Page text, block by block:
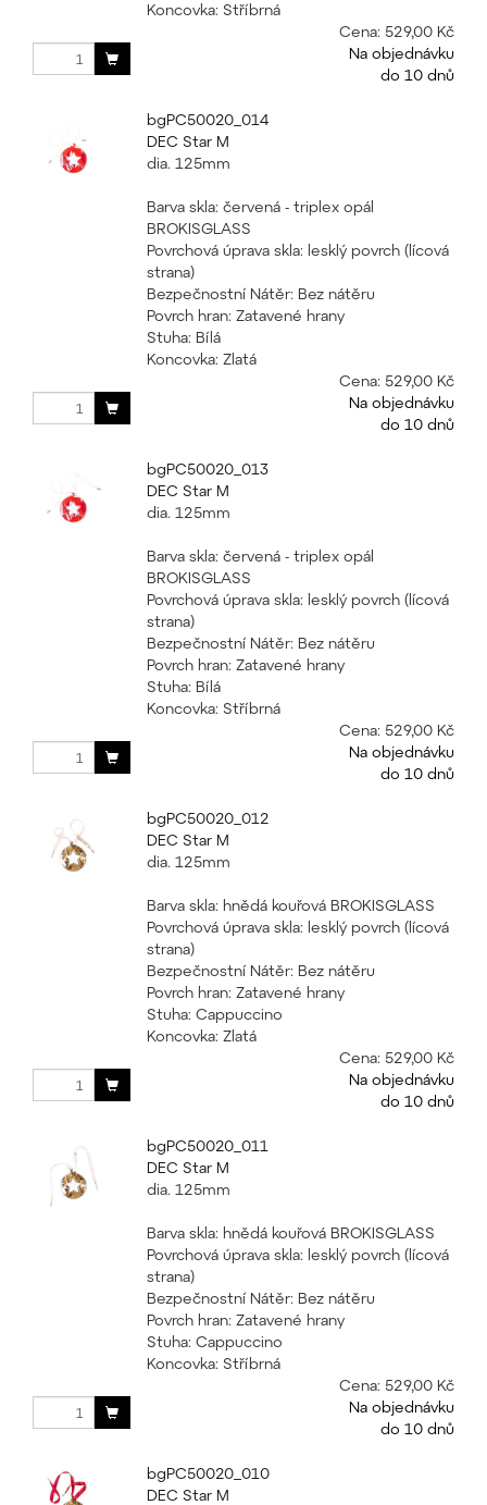
Koncovka: Stříbrná
Cena: 529,00 Kč
Na objednávku
do 10 dnů
bgPC50020_014
DEC Star M
dia. 125mm
Barva skla: červená - triplex opál
BROKISGLASS
Povrchová úprava skla: lesklý povrch (lícová
strana)
Bezpečnostní Nátěr: Bez nátěru
Povrch hran: Zatavené hrany
Stuha: Bílá
Koncovka: Zlatá
Cena: 529,00 Kč
Na objednávku
do 10 dnů
bgPC50020_013
DEC Star M
dia. 125mm
Barva skla: červená - triplex opál
BROKISGLASS
Povrchová úprava skla: lesklý povrch (lícová
strana)
Bezpečnostní Nátěr: Bez nátěru
Povrch hran: Zatavené hrany
Stuha: Bílá
Koncovka: Stříbrná
Cena: 529,00 Kč
Na objednávku
do 10 dnů
bgPC50020_012
DEC Star M
dia. 125mm
Barva skla: hnědá kouřová BROKISGLASS
Povrchová úprava skla: lesklý povrch (lícová
strana)
Bezpečnostní Nátěr: Bez nátěru
Povrch hran: Zatavené hrany
Stuha: Cappuccino
Koncovka: Zlatá
Cena: 529,00 Kč
Na objednávku
do 10 dnů
bgPC50020_011
DEC Star M
dia. 125mm
Barva skla: hnědá kouřová BROKISGLASS
Povrchová úprava skla: lesklý povrch (lícová
strana)
Bezpečnostní Nátěr: Bez nátěru
Povrch hran: Zatavené hrany
Stuha: Cappuccino
Koncovka: Stříbrná
Cena: 529,00 Kč
Na objednávku
do 10 dnů
bgPC50020_010
DEC Star M